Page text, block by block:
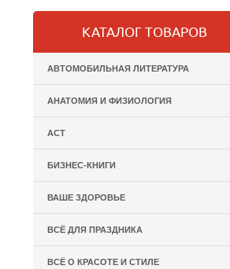
КАТАЛОГ ТОВАРОВ
АВТОМОБИЛЬНАЯ ЛИТЕРАТУРА
АНАТОМИЯ И ФИЗИОЛОГИЯ
АСТ
БИЗНЕС-КНИГИ
ВАШЕ ЗДОРОВЬЕ
ВСЁ ДЛЯ ПРАЗДНИКА
ВСЁ О КРАСОТЕ И СТИЛЕ